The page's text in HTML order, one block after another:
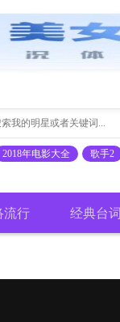
2018年电影大全 歌手2
流行 经典台词